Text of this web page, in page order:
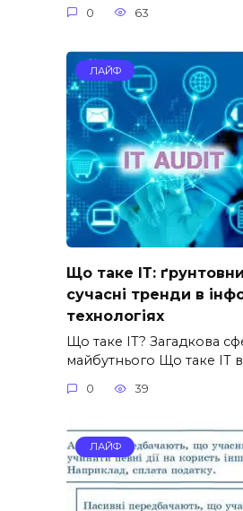
0 63
ЛАЙФ
Що таке ІТ:
сучасні тренди в
технологіях
Що таке ІТ? Загадкова
майбутнього Що таке ІТ
0 39
ЛАЙФ